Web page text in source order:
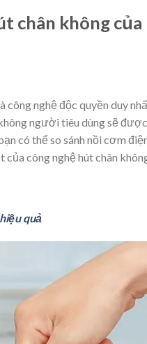
chân không của
nghệ độc quyền duy
người tiêu dùng sẽ
có thể so sánh nồi cơm
công nghệ hút chân
quả